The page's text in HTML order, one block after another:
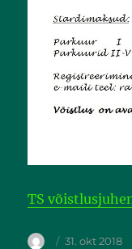
TS
31. okt 2018